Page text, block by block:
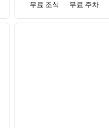
무료 조식 무료 주차
음 이미지
1/12